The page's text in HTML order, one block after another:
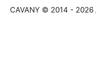
CAVANY © 2014 -